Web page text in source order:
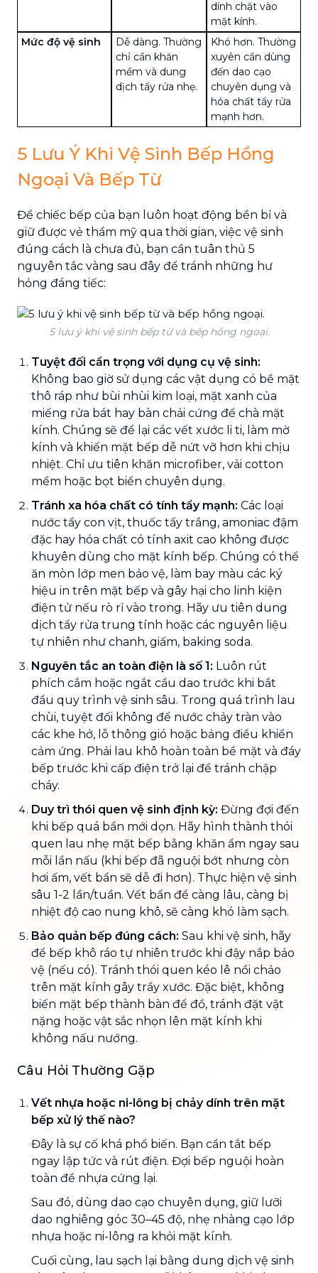
dính chặt vào
mặt kính.
Mức độ vệ sinh
Dễ dàng. Thường
chỉ cần khăn
mềm và dung
dịch tẩy rửa nhẹ.
Khó hơn. Thường
xuyên cần dùng
đến dao cạo
chuyên dụng và
hóa chất tẩy rửa
mạnh hơn.
5 Lưu Ý Khi Vệ Sinh Bếp Hồng
Ngoại Và Bếp Từ
Để chiếc bếp của bạn luôn hoạt động bền bỉ và
giữ được vẻ thẩm mỹ qua thời gian, việc vệ sinh
đúng cách là chưa đủ, bạn cần tuân thủ 5
nguyên tắc vàng sau đây để tránh những hư
hỏng đáng tiếc:
5 lưu ý khi vệ sinh bếp từ và bếp hồng ngoại.
Tuyệt đối cẩn trọng với dụng cụ vệ sinh:
Không bao giờ sử dụng các vật dụng có bề mặt
thô ráp như bùi nhùi kim loại, mặt xanh của
miếng rửa bát hay bàn chải cứng để chà mặt
kính. Chúng sẽ để lại các vết xước li ti, làm mờ
kính và khiến mặt bếp dễ nứt vỡ hơn khi chịu
nhiệt. Chỉ ưu tiên khăn microfiber, vải cotton
mềm hoặc bọt biển chuyên dụng.
Tránh xa hóa chất có tính tẩy mạnh: Các loại
nước tẩy con vịt, thuốc tẩy trắng, amoniac đậm
đặc hay hóa chất có tính axit cao không được
khuyên dùng cho mặt kính bếp. Chúng có thể
ăn mòn lớp men bảo vệ, làm bay màu các ký
hiệu in trên mặt bếp và gây hại cho linh kiện
điện tử nếu rò rỉ vào trong. Hãy ưu tiên dung
dịch tẩy rửa trung tính hoặc các nguyên liệu
tự nhiên như chanh, giấm, baking soda.
Nguyên tắc an toàn điện là số 1: Luôn rút
phích cắm hoặc ngắt cầu dao trước khi bắt
đầu quy trình vệ sinh sâu. Trong quá trình lau
chùi, tuyệt đối không để nước chảy tràn vào
các khe hở, lỗ thông gió hoặc bảng điều khiển
cảm ứng. Phải lau khô hoàn toàn bề mặt và đáy
bếp trước khi cấp điện trở lại để tránh chập
cháy.
Duy trì thói quen vệ sinh định kỳ: Đừng đợi đến
khi bếp quá bẩn mới dọn. Hãy hình thành thói
quen lau nhẹ mặt bếp bằng khăn ẩm ngay sau
mỗi lần nấu (khi bếp đã nguội bớt nhưng còn
hơi ấm, vết bẩn sẽ dễ đi hơn). Thực hiện vệ sinh
sâu 1-2 lần/tuần. Vết bẩn để càng lâu, càng bị
nhiệt độ cao nung khô, sẽ càng khó làm sạch.
Bảo quản bếp đúng cách: Sau khi vệ sinh, hãy
để bếp khô ráo tự nhiên trước khi đậy nắp bảo
vệ (nếu có). Tránh thói quen kéo lê nồi chảo
trên mặt kính gây trầy xước. Đặc biệt, không
biến mặt bếp thành bàn để đồ, tránh đặt vật
nặng hoặc vật sắc nhọn lên mặt kính khi
không nấu nướng.
Câu Hỏi Thường Gặp
Vết nhựa hoặc ni-lông bị chảy dính trên mặt
bếp xử lý thế nào?
Đây là sự cố khá phổ biến. Bạn cần tắt bếp
ngay lập tức và rút điện. Đợi bếp nguội hoàn
toàn để nhựa cứng lại.
Sau đó, dùng dao cạo chuyên dụng, giữ lưỡi
dao nghiêng góc 30–45 độ, nhẹ nhàng cạo lớp
nhựa hoặc ni-lông ra khỏi mặt kính.
Cuối cùng, lau sạch lại bằng dung dịch vệ sinh